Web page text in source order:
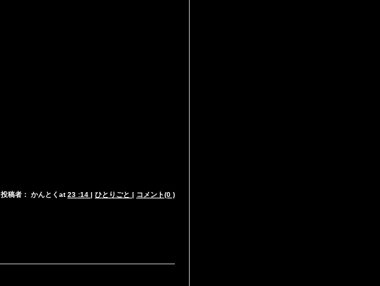
投稿者： かんとくat23 :14 | ひとりごと | コメント(0 )